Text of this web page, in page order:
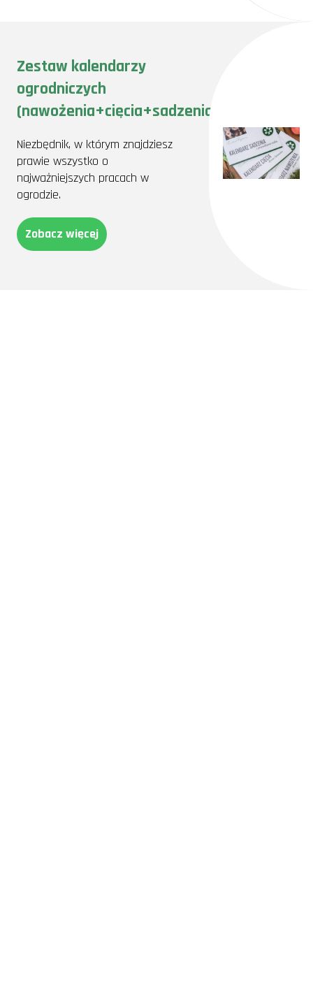
Zestaw kalendarzy
ogrodniczych
(nawożenia+cięcia+sadzenia)
Niezbędnik, w którym znajdziesz
prawie wszystko o
najważniejszych pracach w
ogrodzie.
Zobacz więcej